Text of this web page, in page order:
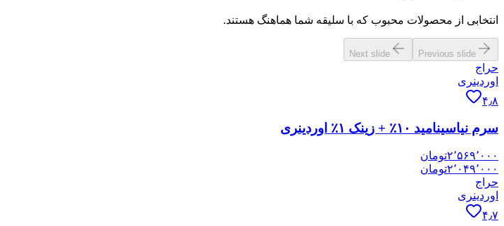
انتخابی از محصولات محبوب که با سلیقه شما هماهنگ هستند.
Previous slide
Next slide
حراج
اوردینری
۴٫۸
سرم نیاسینامید ۱۰٪ + زینک ۱٪ اوردینری
۲٬۵۶۹٬۰۰۰تومان
۲٬۰۴۹٬۰۰۰تومان
حراج
اوردینری
۴٫۷